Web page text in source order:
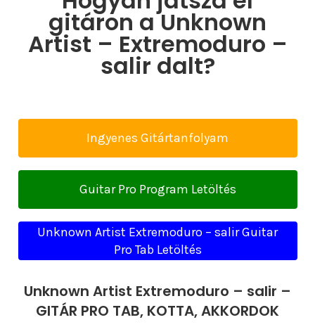
gitáron a Unknown
Artist – Extremoduro –
salir dalt?
Ingyenes Gitártanfolyam
Guitar Pro Program Letöltés
Unknown Artist Extremoduro – salir Guitar
Pro Tab Letöltés
Unknown Artist Extremoduro – salir –
GITÁR PRO TAB, KOTTA, AKKORDOK